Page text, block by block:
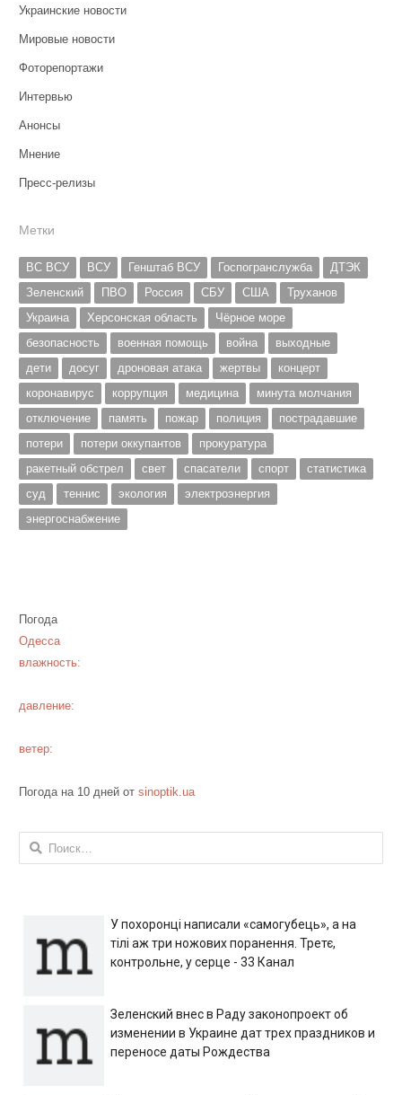
Украинские новости
Мировые новости
Фоторепортажи
Интервью
Анонсы
Мнение
Пресс-релизы
Метки
ВС ВСУ ВСУ Генштаб ВСУ Госпогранслужба
ДТЭК
Зеленский
ПВО Россия СБУ США
Труханов
Украина
Херсонская область
Чёрное море
безопасность
военная помощь война
выходные
дети
досуг дроновая атака жертвы
концерт
коронавирус
коррупция медицина
минута молчания
отключение
память пожар полиция
пострадавшие
потери
потери оккупантов
прокуратура
ракетный обстрел
свет спасатели спорт
статистика
суд
теннис экология
электроэнергия
энергоснабжение
Погода
Одесса
влажность:
давление:
ветер:
Погода на 10 дней от sinoptik.ua
Найти:
У похоронці написали «самогубець», а на
тілі аж три ножових поранення. Третє,
контрольне, у серце - 33 Канал
Зеленский внес в Раду законопроект об
изменении в Украине дат трех праздников и
переносе даты Рождества